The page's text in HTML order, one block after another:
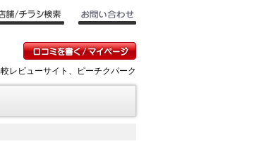
ビューサイト、ピーチクパーク